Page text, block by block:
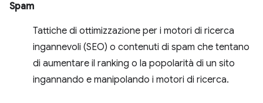
Spam
Tattiche di ottimizzazione per i motori di ricerca
ingannevoli (SEO) o contenuti di spam che tentano
di aumentare il ranking o la popolarità di un sito
ingannando e manipolando i motori di ricerca.